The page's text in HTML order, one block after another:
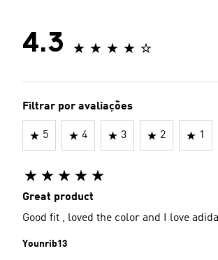
4.3
Filtrar por avaliações
5 4 3 2 1
Great product
Good fit , loved the color and I love
Younrib13